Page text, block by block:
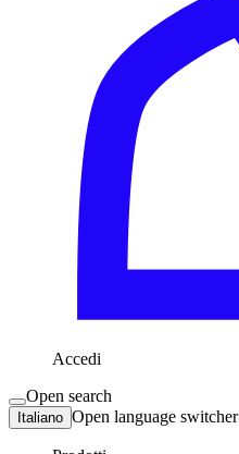
Accedi
Open search
Italiano Open language switcher